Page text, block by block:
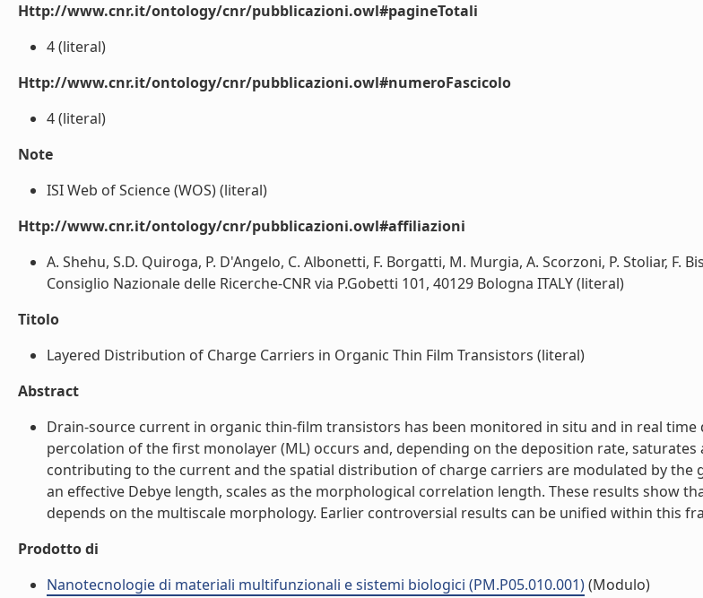
Http://www.cnr.it/ontology/cnr/pubblicazioni.owl#pagineTotali
4 (literal)
Http://www.cnr.it/ontology/cnr/pubblicazioni.owl#numeroFascicolo
4 (literal)
Note
ISI Web of Science (WOS) (literal)
Http://www.cnr.it/ontology/cnr/pubblicazioni.owl#affiliazioni
A. Shehu, S.D. Quiroga, P. D'Angelo, C. Albonetti, F. Borgatti, M. Murgia, A. Scorzoni, P. Stoliar,
Consiglio Nazionale delle Ricerche-CNR via P.Gobetti 101, 40129 Bologna ITALY (literal)
Titolo
Layered Distribution of Charge Carriers in Organic Thin Film Transistors (literal)
Abstract
Drain-source current in organic thin-film transistors has been monitored in situ and in real
percolation of the first monolayer (ML) occurs and, depending on the deposition rate, saturates
contributing to the current and the spatial distribution of charge carriers are modulated by the
an effective Debye length, scales as the morphological correlation length. These results show
depends on the multiscale morphology. Earlier controversial results can be unified within this
Prodotto di
Nanotecnologie di materiali multifunzionali e sistemi biologici (PM.P05.010.001)(Modulo)